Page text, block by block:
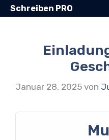
Zum
Inhalt
Schreiben PRO
Januar 28, 2025 von